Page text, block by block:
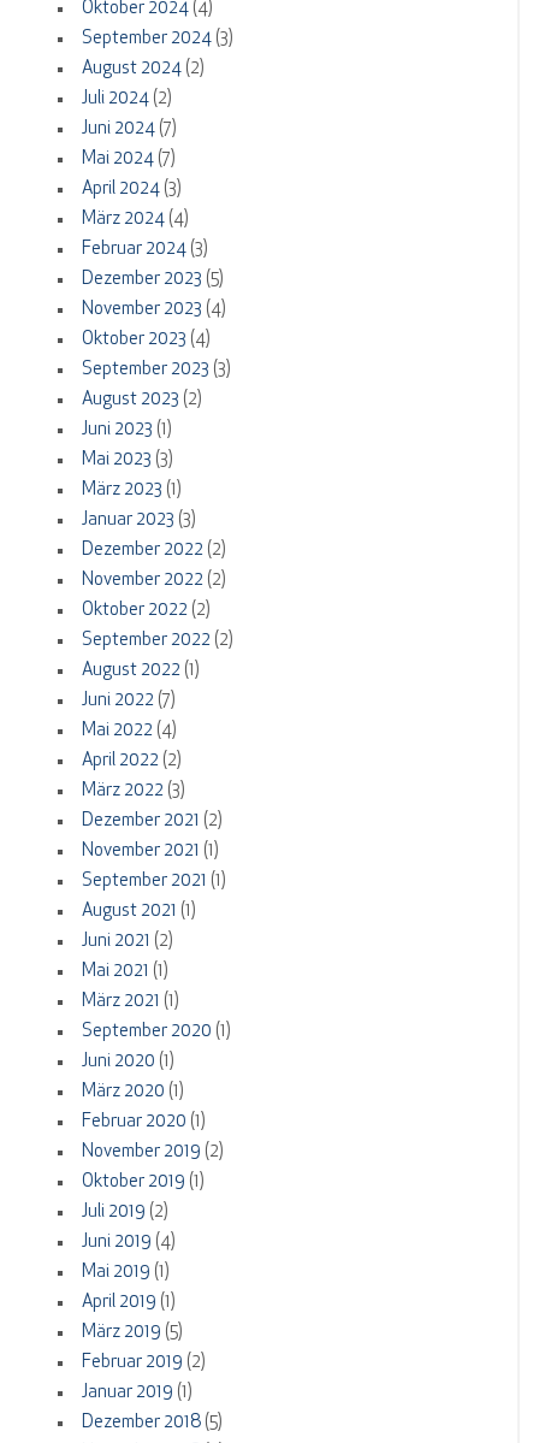
Oktober 2024(4)
September 2024(3)
August 2024(2)
Juli 2024(2)
Juni 2024(7)
Mai 2024(7)
April 2024(3)
März 2024(4)
Februar 2024(3)
Dezember 2023 (5)
November 2023 (4)
Oktober 2023 (4)
September 2023 (3)
August 2023 (2)
Juni 2023 (1)
Mai 2023 (3)
März 2023 (1)
Januar 2023 (3)
Dezember 2022(2)
November 2022(2)
Oktober 2022(2)
September 2022(2)
August 2022(1)
Juni 2022(7)
Mai 2022(4)
April 2022(2)
März 2022(3)
Dezember 2021 (2)
November 2021 (1)
September 2021 (1)
August 2021 (1)
Juni 2021 (2)
Mai 2021 (1)
März 2021 (1)
September 2020 (1)
Juni 2020 (1)
März 2020 (1)
Februar 2020 (1)
November 2019 (2)
Oktober 2019 (1)
Juli 2019 (2)
Juni 2019 (4)
Mai 2019 (1)
April 2019 (1)
März 2019 (5)
Februar 2019 (2)
Januar 2019 (1)
Dezember 2018(5)